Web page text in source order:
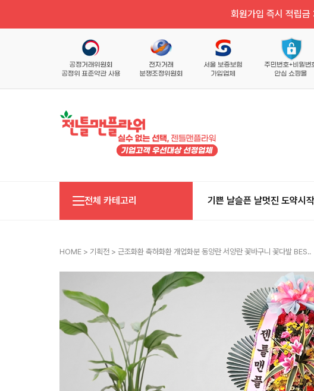
회원가입 즉시 적립
전체 카테고리 기쁜 날슬픈 날멋진 도약시
HOME > 기획전 > 근조화환 축하화환 개업화분 동양란 서양란 꽃바구니 꽃다발 BES..